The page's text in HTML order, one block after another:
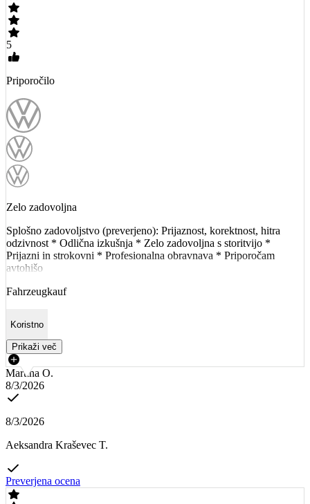
5
Priporočilo
Zelo zadovoljna
Splošno zadovoljstvo (preverjeno): Prijaznost, korektnost, hitra
odzivnost * Odlična izkušnja * Zelo zadovoljna s storitvijo *
Prijazni in strokovni * Profesionalna obravnava * Priporočam
avtohišo
Fahrzeugkauf
Koristno
Prikaži več
Martina O.
8/3/2026
8/3/2026
Aeksandra Kraševec T.
Preverjena ocena